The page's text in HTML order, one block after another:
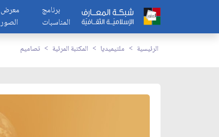
معرض
الصور
برنامج
المناسبات
الرئيسية ملتيميديا المكتبة المرئية تصاميم